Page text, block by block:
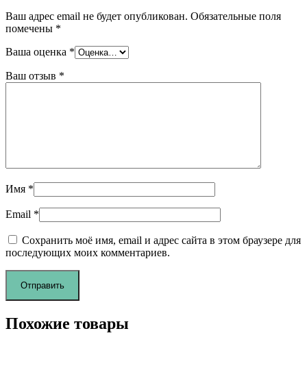
Ваш адрес email не будет опубликован. Обязательные поля
помечены *
Ваша оценка *
Ваш отзыв *
Имя *
Email *
Сохранить моё имя, email и адрес сайта в этом браузере для
последующих моих комментариев.
Похожие товары